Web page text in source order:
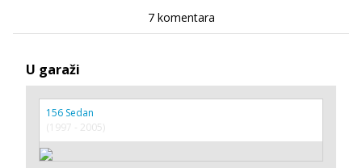
7 komentara
U garaži
156 Sedan
(1997 - 2005)